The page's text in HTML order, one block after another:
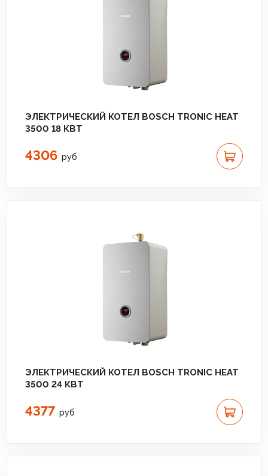
ЭЛЕКТРИЧЕСКИЙ КОТЕЛ BOSCH TRONIC HEAT
3500 18 КВТ
4306 руб
ЭЛЕКТРИЧЕСКИЙ КОТЕЛ BOSCH TRONIC HEAT
3500 24 КВТ
4377 руб